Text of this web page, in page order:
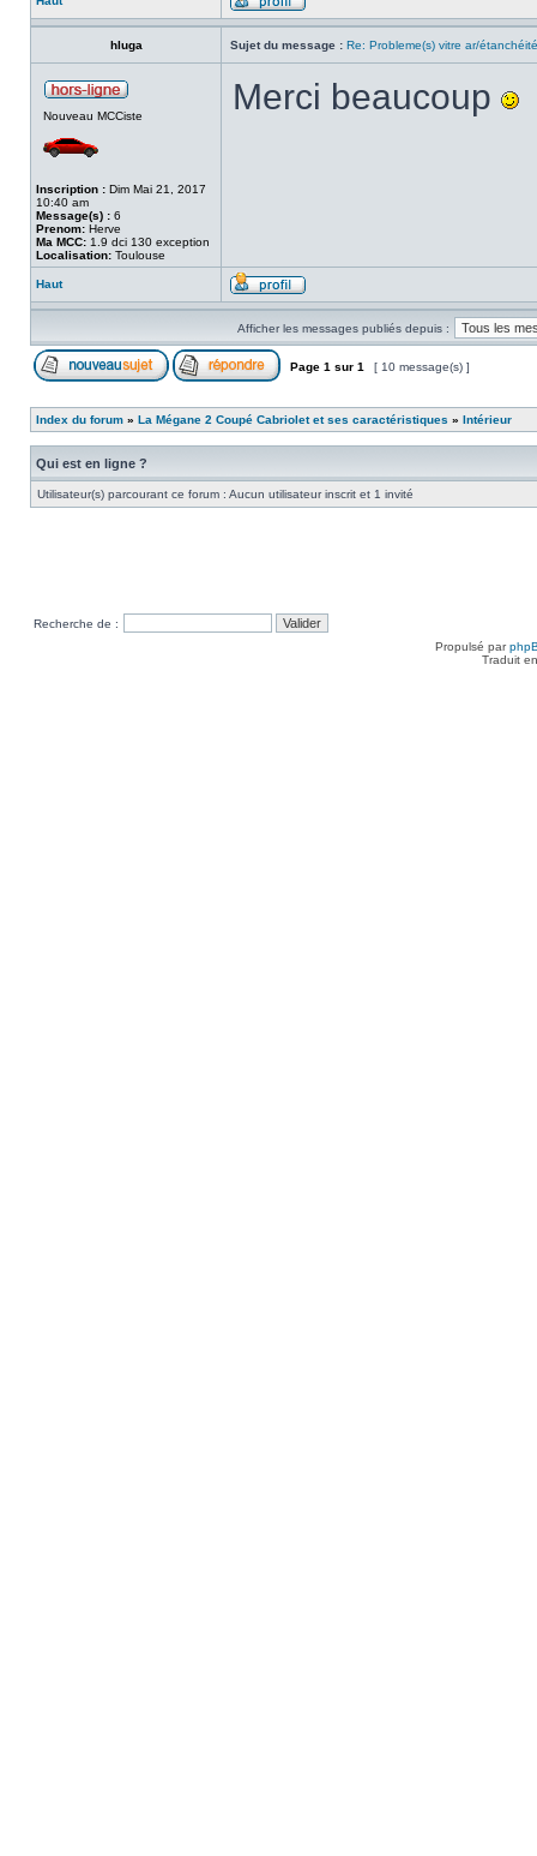
hluga Sujet du message : Re: Probleme(s) vitre ar/
Nouveau MCCiste
Inscription : Dim Mai 21, 2017
10:40 am
Message(s) : 6
Prenom: Herve
Ma MCC: 1.9 dci 130 exception
Localisation: Toulouse
Merci beaucoup
Haut
Afficher les messages publiés depuis :
Page 1 sur 1 [ 10 message(s) ]
Index du forum » La Mégane 2 Coupé Cabriolet et ses caractéristiques » Intérieur
Qui est en ligne ?
Utilisateur(s) parcourant ce forum : Aucun utilisateur inscrit et 1 invité
Recherche de :
Propulsé par
Traduit